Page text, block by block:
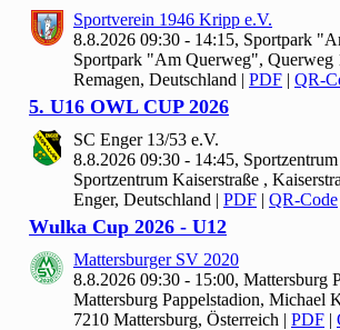
Sportverein 1946 Kripp e.V.
8.8.2026 09:30 - 14:15, Sportpark
Sportpark "Am Querweg", Querweg
Remagen, Deutschland | PDF | QR-
5. U16 OWL CUP 2026
SC Enger 13/53 e.V.
8.8.2026 09:30 - 14:45,
Sportzentrum Kaiserstraße ,
Enger, Deutschland | PDF | QR-Code
Wulka Cup 2026 - U12
Mattersburger SV 2020
8.8.2026 09:30 - 15:00, Mattersburg
Mattersburg Pappelstadion, Michael
7210 Mattersburg, Österreich | PDF |